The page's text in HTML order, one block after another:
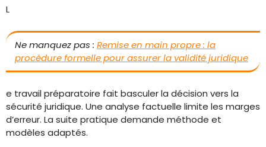
L
Ne manquez pas : Remise en main propre : la
procédure formelle pour assurer la validité juridique
e travail préparatoire fait basculer la décision vers la
sécurité juridique. Une analyse factuelle limite les marges
d’erreur. La suite pratique demande méthode et
modèles adaptés.